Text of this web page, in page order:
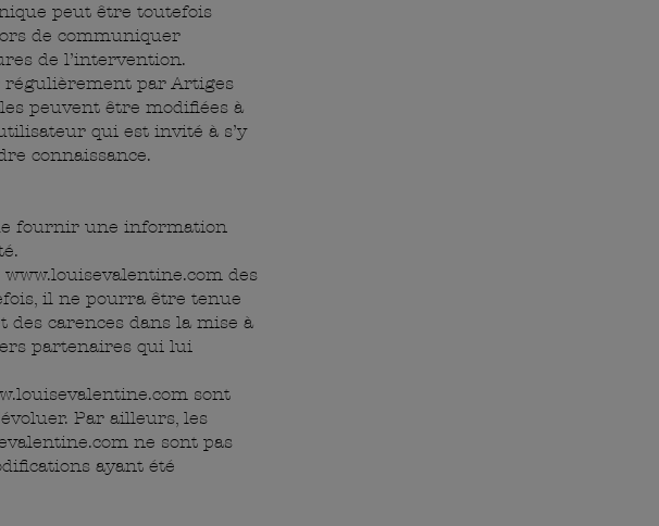
peut être toutefois
de communiquer
de l’intervention.
régulièrement par Artiges
peuvent être modifiées à
qui est invité à s’y
connaissance.
fournir une information
www.louisevalentine.com des
il ne pourra être tenue
des carences dans la mise à
partenaires qui lui
sont
Par ailleurs, les
ne sont pas
ayant été